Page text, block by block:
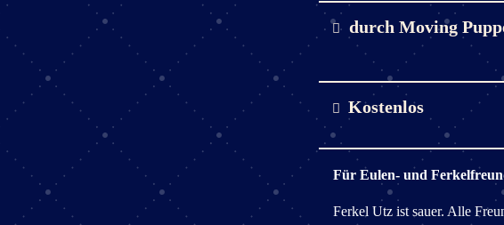
durchMoving
Kostenlos
Für Eulen- und
Ferkel Utz ist sauer. Alle